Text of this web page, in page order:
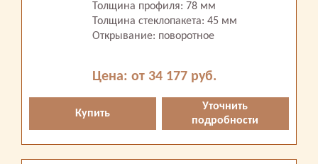
Толщина профиля: 78 мм
Толщина стеклопакета: 45 мм
Открывание: поворотное
Цена: от 34 177 руб.
Купить
Уточнить
подробности